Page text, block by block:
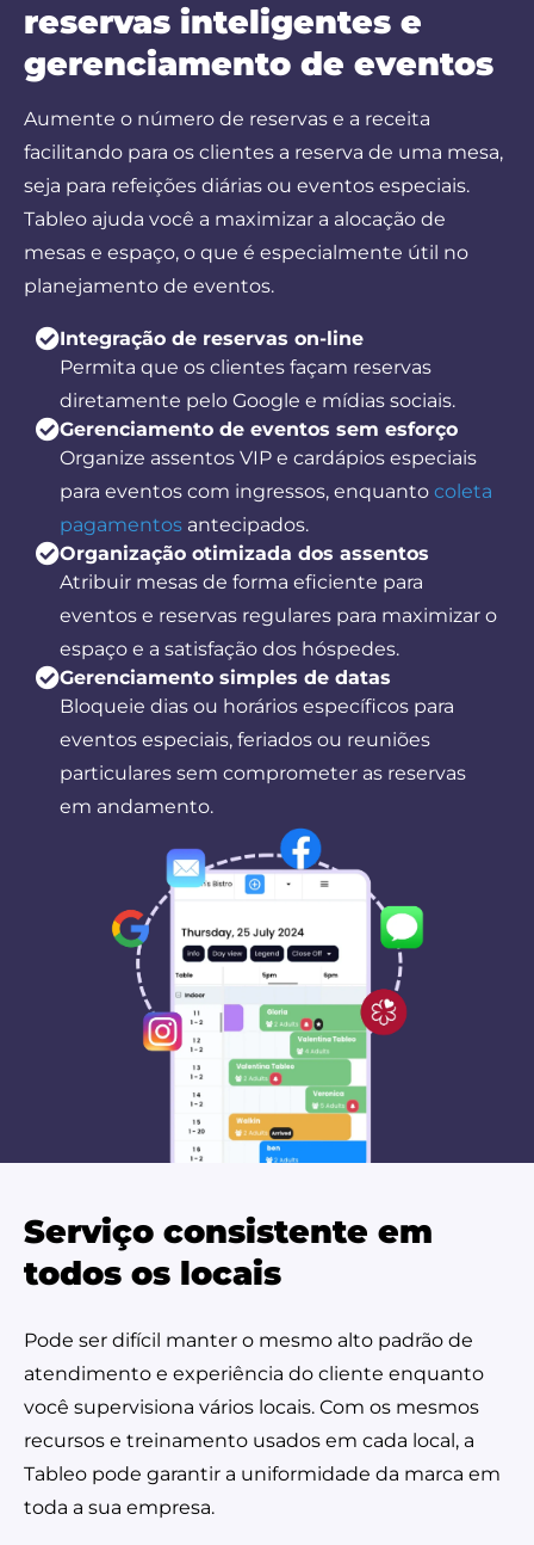
reservas inteligentes e
gerenciamento de eventos
Aumente o número de reservas e a receita
facilitando para os clientes a reserva de uma mesa,
seja para refeições diárias ou eventos especiais.
Tableo ajuda você a maximizar a alocação de
mesas e espaço, o que é especialmente útil no
planejamento de eventos.
Integração de reservas on-line
Permita que os clientes façam reservas
diretamente pelo Google e mídias sociais.
Gerenciamento de eventos sem esforço
Organize assentos VIP e cardápios especiais
para eventos com ingressos, enquanto coleta
pagamentos antecipados.
Organização otimizada dos assentos
Atribuir mesas de forma eficiente para
eventos e reservas regulares para maximizar o
espaço e a satisfação dos hóspedes.
Gerenciamento simples de datas
Bloqueie dias ou horários específicos para
eventos especiais, feriados ou reuniões
particulares sem comprometer as reservas
em andamento.
Serviço consistente em
todos os locais
Pode ser difícil manter o mesmo alto padrão de
atendimento e experiência do cliente enquanto
você supervisiona vários locais. Com os mesmos
recursos e treinamento usados em cada local, a
Tableo pode garantir a uniformidade da marca em
toda a sua empresa.